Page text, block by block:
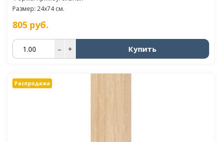
Размер: 24x74 см.
805 руб.
– + Купить
Распродажа